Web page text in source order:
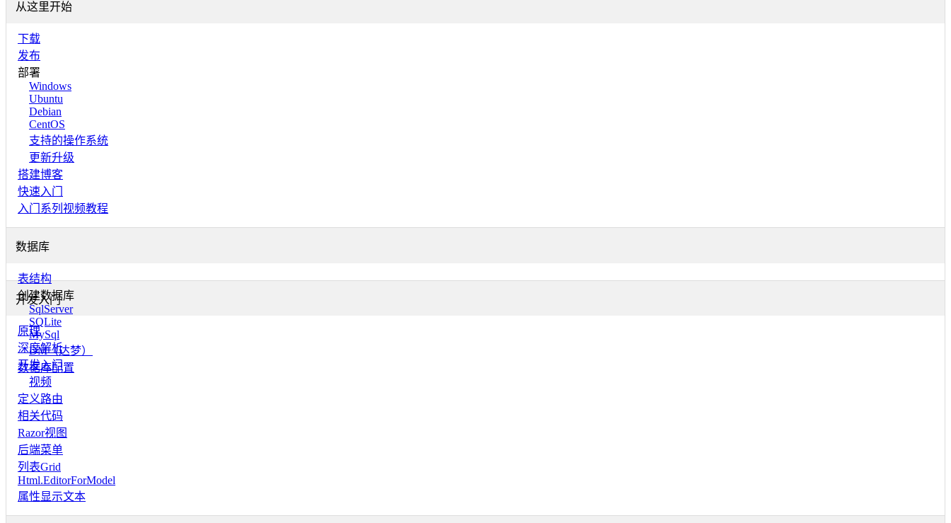
从这里开始
下载
发布
部署
Windows
Ubuntu
Debian
CentOS
支持的操作系统
更新升级
搭建博客
快速入门
入门系列视频教程
数据库
表结构
创建数据库
SqlServer
SQLite
MySql
DM（达梦）
数据库配置
开发入门
原理
深度解析
开发入门
视频
定义路由
相关代码
Razor视图
后端菜单
列表Grid
Html.EditorForModel
属性显示文本